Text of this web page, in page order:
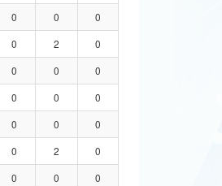
0 0
0
0 2
0
0 0
0
0 0
0
0 0
0
0 2
0
0 0
0